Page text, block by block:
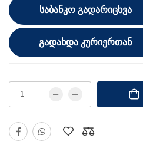
ᲡᲐᲑᲐᲜᲙᲝ ᲒᲐᲓᲐᲠᲘᲪᲮᲕᲐ
ᲒᲐᲓᲐᲮᲓᲐ ᲙᲣᲠᲘᲔᲠᲗᲐᲜ